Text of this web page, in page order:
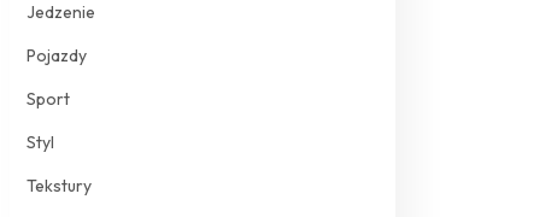
Jedzenie
Pojazdy
Sport
Styl
Tekstury